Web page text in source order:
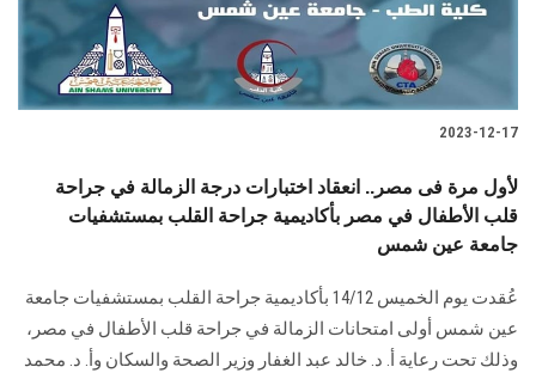
هيئة التدريس
الدراسات العليا
الموظفون
سجل الان
2023-12-17
لأول مرة فى مصر.. انعقاد اختبارات درجة الزمالة في جراحة
قلب الأطفال في مصر بأكاديمية جراحة القلب بمستشفيات
جامعة عين شمس
عُقدت يوم الخميس 14/12 بأكاديمية جراحة القلب بمستشفيات جامعة
عين شمس أولى امتحانات الزمالة في جراحة قلب الأطفال في مصر،
وذلك تحت رعاية أ. د. خالد عبد الغفار وزير الصحة والسكان وأ. د. محمد